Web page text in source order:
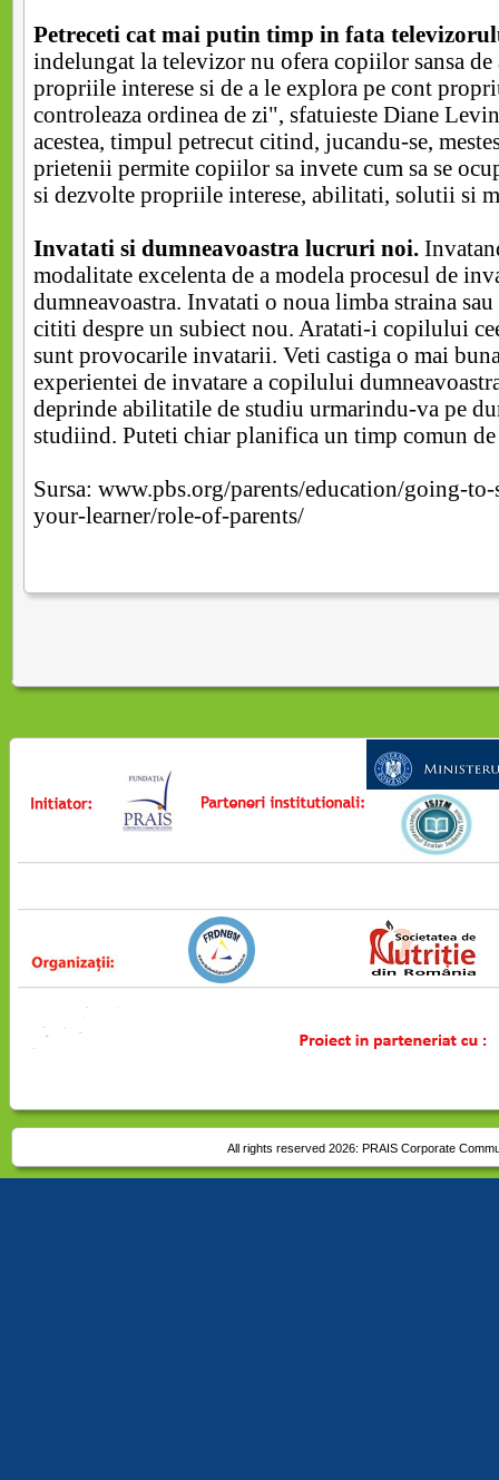
Petreceti cat mai putin timp in fata
indelungat la televizor nu ofera copiilor sansa de
propriile interese si de a le explora pe cont
controleaza ordinea de zi", sfatuieste Diane
acestea, timpul petrecut citind, jucandu-se,
prietenii permite copiilor sa invete cum sa se
si dezvolte propriile interese, abilitati, solutii si
Invatati si dumneavoastra lucruri noi.
modalitate excelenta de a modela procesul de
dumneavoastra. Invatati o noua limba straina
cititi despre un subiect nou. Aratati-i copilului
sunt provocarile invatarii. Veti castiga o mai
experientei de invatare a copilului
deprinde abilitatile de studiu urmarindu-va pe
studiind. Puteti chiar planifica un timp comun
Sursa: www.pbs.org/parents/education/going-
your-learner/role-of-parents/
All rights reserved 2026: PRAIS Corporate